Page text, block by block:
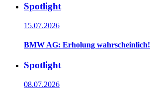
Spotlight
15.07.2026
BMW AG: Erholung wahrscheinlich!
Spotlight
08.07.2026